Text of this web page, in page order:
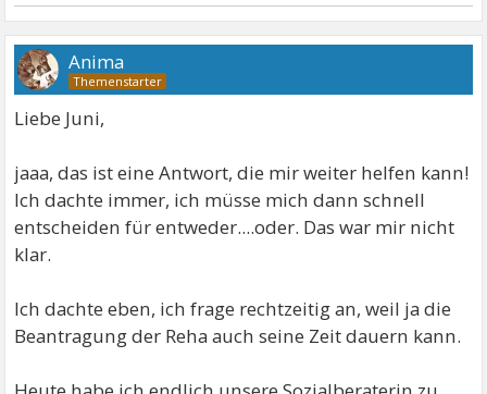
Anima
Liebe Juni,
jaaa, das ist eine Antwort, die mir weiter helfen kann!
Ich dachte immer, ich müsse mich dann schnell
entscheiden für entweder....oder. Das war mir nicht
klar.
Ich dachte eben, ich frage rechtzeitig an, weil ja die
Beantragung der Reha auch seine Zeit dauern kann.